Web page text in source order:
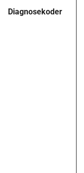
Diagnosekoder